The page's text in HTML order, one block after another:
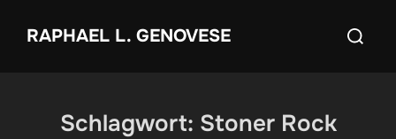
InhaltRAPHAEL L. GENOVESE
Suchen
Schlagwort: Stoner Rock